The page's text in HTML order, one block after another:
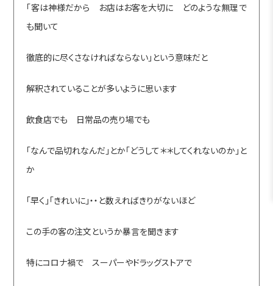
「客は神様だから お店はお客を大切に どのような無理で
も聞いて
徹底的に尽くさなければならない」という意味だと
解釈されていることが多いように思います
飲食店でも 日常品の売り場でも
「なんで品切れなんだ」とか「どうして＊＊してくれないのか」と
か
「早く」「きれいに」・・と数えればきりがないほど
この手の客の注文というか暴言を聞きます
特にコロナ禍で スーパーやドラッグストアで